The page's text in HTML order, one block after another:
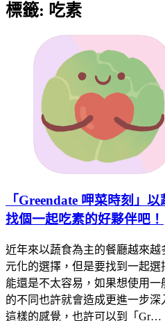
標籤: 吃素
「Greendate 呷菜時刻」
找個一起吃素的好夥伴吧！
近年來以蔬食為主的餐廳越來
元化的選擇，但是要找到一起
能還是不太容易，如果想使用
的不同也許就會造成更進一步
這樣的感覺，也許可以到「Gr…